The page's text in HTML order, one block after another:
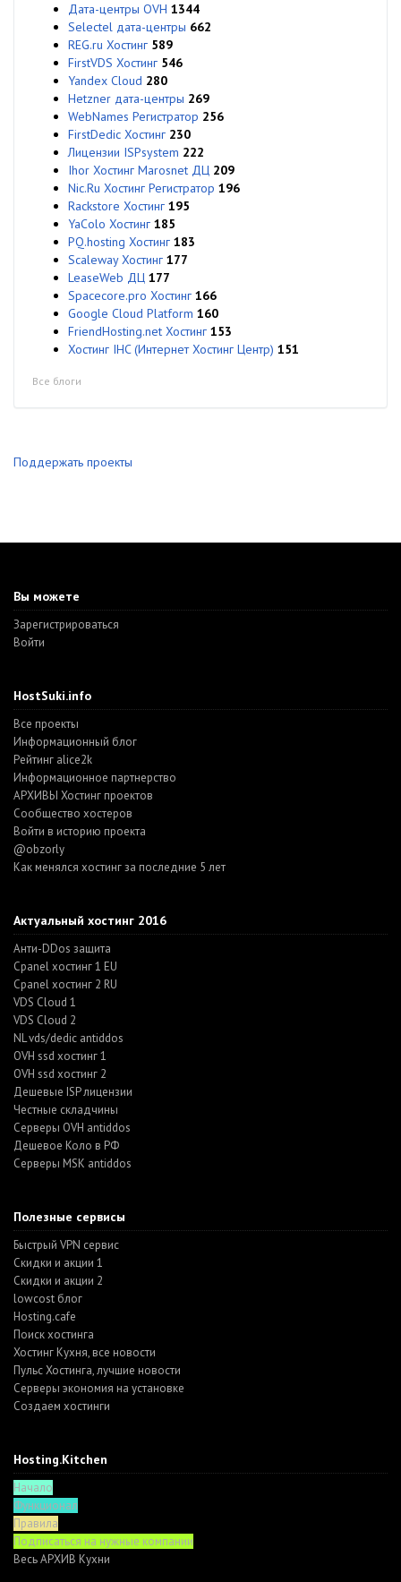
Дата-центры OVH 1344
Selectel дата-центры 662
REG.ru Хостинг 589
FirstVDS Хостинг 546
Yandex Cloud 280
Hetzner дата-центры 269
WebNames Регистратор 256
FirstDedic Хостинг 230
Лицензии ISPsystem 222
Ihor Хостинг Marosnet ДЦ 209
Nic.Ru Хостинг Регистратор 196
Rackstore Хостинг 195
YaColo Хостинг 185
PQ.hosting Хостинг 183
Scaleway Хостинг 177
LeaseWeb ДЦ 177
Spacecore.pro Хостинг 166
Google Cloud Platform 160
FriendHosting.net Хостинг 153
Хостинг IHC (Интернет Хостинг Центр) 151
Все блоги
Поддержать проекты
Вы можете
Зарегистрироваться
Войти
HostSuki.info
Все проекты
Информационный блог
Рейтинг alice2k
Информационное партнерство
АРХИВЫ Хостинг проектов
Cообщество хостеров
Войти в историю проекта
@obzorly
Как менялся хостинг за последние 5 лет
Актуальный хостинг 2016
Анти-DDos защита
Cpanel хостинг 1 EU
Cpanel хостинг 2 RU
VDS Cloud 1
VDS Cloud 2
NL vds/dedic antiddos
OVH ssd хостинг 1
OVH ssd хостинг 2
Дешевые ISP лицензии
Честные складчины
Серверы OVH antiddos
Дешевое Коло в РФ
Серверы MSK antiddos
Полезные сервисы
Быстрый VPN сервис
Скидки и акции 1
Скидки и акции 2
lowcost блог
Hosting.cafe
Поиск хостинга
Хостинг Кухня, все новости
Пульс Хостинга, лучшие новости
Серверы экономия на установке
Создаем хостинги
Hosting.Kitchen
Начало
Функционал
Правила
Подписаться на нужные компании
Весь АРХИВ Кухни